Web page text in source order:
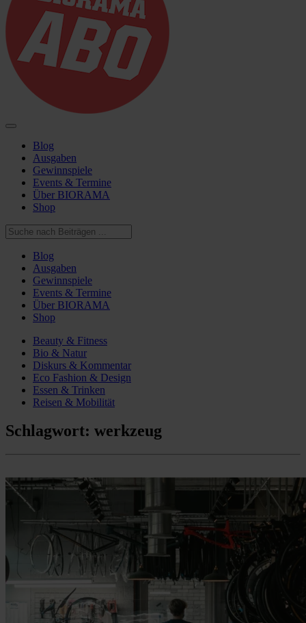
Blog
Ausgaben
Gewinnspiele
Events & Termine
Über BIORAMA
Shop
Blog
Ausgaben
Gewinnspiele
Events & Termine
Über BIORAMA
Shop
Beauty & Fitness
Bio & Natur
Diskurs & Kommentar
Eco Fashion & Design
Essen & Trinken
Reisen & Mobilität
Schlagwort: werkzeug